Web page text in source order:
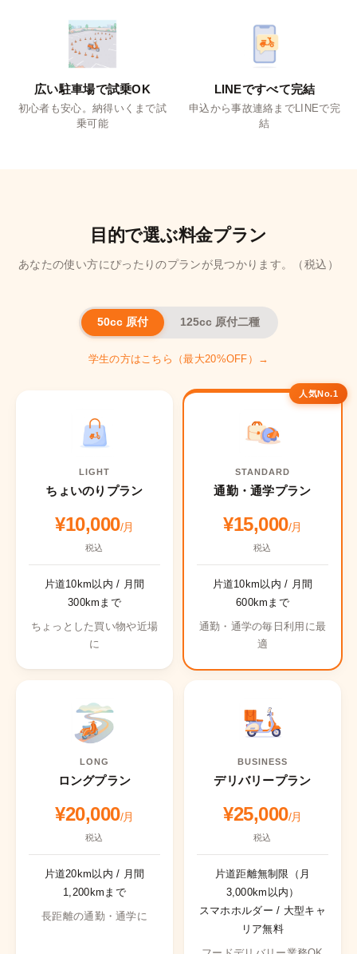
広い駐車場で試乗OK
初心者も安心。納得いくまで試
乗可能
LINEですべて完結
申込から事故連絡までLINEで完
結
目的で選ぶ料金プラン
あなたの使い方にぴったりのプランが見つかります。（税込）
50cc 原付 125cc 原付二種
学生の方はこちら（最大20%OFF）→
LIGHT
ちょいのりプラン
¥10,000/月
税込
片道10km以内 / 月間
300kmまで
ちょっとした買い物や近場
に
人気No.1
STANDARD
通勤・通学プラン
¥15,000/月
税込
片道10km以内 / 月間
600kmまで
通勤・通学の毎日利用に最
適
LONG
ロングプラン
¥20,000/月
税込
片道20km以内 / 月間
1,200kmまで
長距離の通勤・通学に
BUSINESS
デリバリープラン
¥25,000/月
税込
片道距離無制限（月
3,000km以内）
スマホホルダー / 大型キャ
リア無料